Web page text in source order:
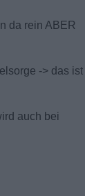
da rein ABER
-> das ist
auch bei